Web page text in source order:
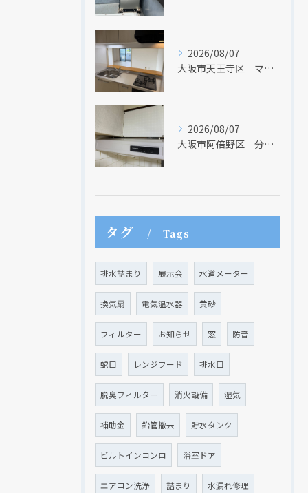
2026/08/07
大阪市天王寺区 マンションのキッチン取替及び内装リフォーム工事 クリナップ
2026/08/07
大阪市阿倍野区 分譲マンションのレンジフード取替リフォーム工事 タカラスタンダード
タグ Tags
排水詰まり 展示会 水道メーター
換気扇 電気温水器 黄砂
フィルター お知らせ 窓 防音
蛇口 レンジフード 排水口
脱臭フィルター 消火設備 湿気
補助金 鉛管撤去 貯水タンク
ビルトインコンロ 浴室ドア
エアコン洗浄 詰まり 水漏れ修理